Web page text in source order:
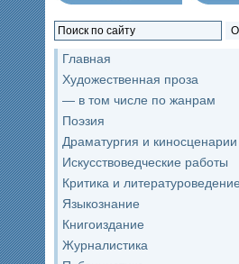
Главная
Художественная проза
— в том числе по жанрам
Поэзия
Драматургия и киносценарии
Искусствоведческие работы
Критика и литературоведение
Языкознание
Книгоиздание
Журналистика